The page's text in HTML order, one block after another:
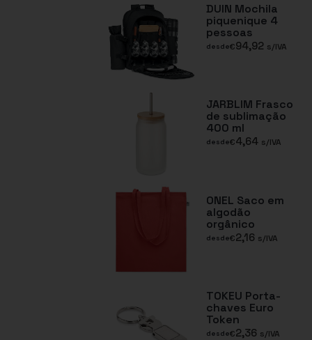
DUIN Mochila
piquenique 4
pessoas
desde€94,92 s/IVA
JARBLIM Frasco
de sublimação
400 ml
desde€4,64 s/IVA
ONEL Saco em
algodão
orgânico
desde€2,16 s/IVA
TOKEU Porta-
chaves Euro
Token
desde€2,36 s/IVA